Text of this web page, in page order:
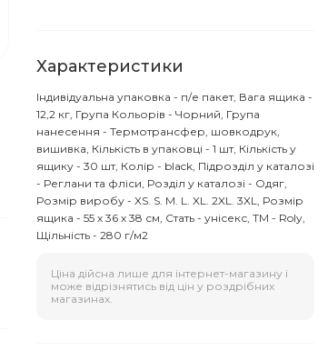
Характеристики
Індивідуальна упаковка - п/е пакет, Вага ящика -
12,2 кг, Група Кольорів - Чорний, Група
нанесення - Термотрансфер, шовкодрук,
вишивка, Кількість в упаковці - 1 шт, Кількість у
ящику - 30 шт, Колір - black, Підрозділ у каталозі
- Реглани та фліси, Розділ у каталозі - Одяг,
Розмір виробу - XS. S. M. L. XL. 2XL. 3XL, Розмір
ящика - 55 х 36 х 38 см, Стать - унісекс, ТМ - Roly,
Щільність - 280 г/м2
Ціна дійсна лише для інтернет-магазину і
може відрізнятись від цін у роздрібних
магазинах.